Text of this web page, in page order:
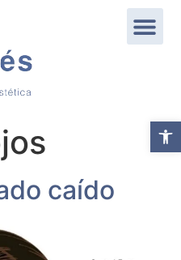
caído
Abrir